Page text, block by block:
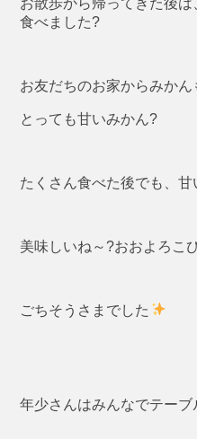
食べました?
お友だちのお家からみかん
とっても甘いみかん?
たくさん食べた後でも、
美味しいね～?おおよろこ
ごちそうさまでした
年少さんはみんなでテーブ